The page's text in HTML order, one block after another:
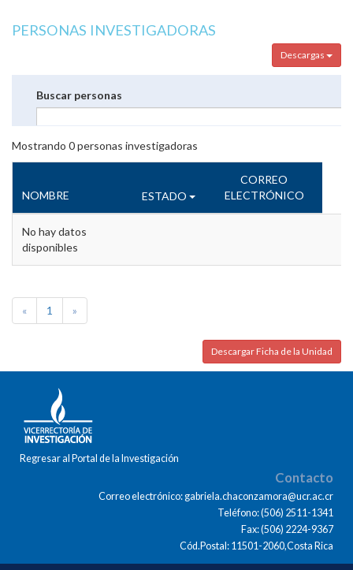
PERSONAS INVESTIGADORAS
Descargas
Buscar personas
Mostrando 0personas investigadoras
NOMBRE ESTADO
CORREO
ELECTRÓNICO
No hay datos
disponibles
« 1 »
Descargar Ficha de la Unidad
Regresar al Portal de la Investigación
Contacto
Correo electrónico: gabriela.chaconzamora@ucr.ac.cr
Teléfono: (506) 2511-1341
Fax: (506) 2224-9367
Cód.Postal: 11501-2060,Costa Rica